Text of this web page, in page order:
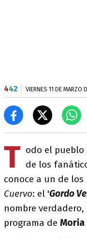
442 VIERNES 11 DE MARZO
T odo el pueblo
de los
conoce a un de
Cuervo: el 'Gordo
nombre
programa de Moria